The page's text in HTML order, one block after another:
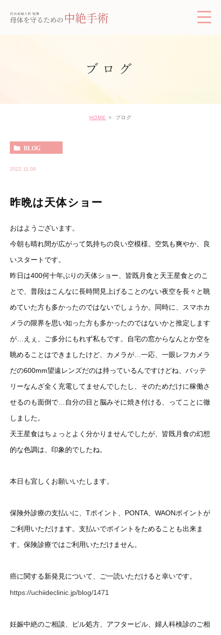
ブログ
HOME ブログ
BLOG
2022.11.09
昨晩は天体ショー
おはようございます。
今朝も晴れ間が広がって気持ちの良い空模様。空気も爽やか、良
いスタートです。
昨日は400何十年ぶりの天体ショー、皆既月食と天王星食とのこ
とで、普段はこんなに長時間見上げることのない夜空を長々と眺
めていた方も多かったのではないでしょうか。同時に、スマホカ
メラの限界を思い知った方も多かったのではないかと推定します
が…えぇ、ご多分にもれず私もです。自宅の窓からなんとか空を
眺めることはできましたけど、カメラが…一応、一眼レフカメラ
だの600mm望遠レンズだのは持っているんですけどね、バッテ
リーなんざ全く充電してませんでしたし、そのためだけに稼働さ
せるのも面倒で…自分の目と脳みそに焼き付ける、ってことに徹
しました。
天王星食はちょっとよく分かりませんでしたが、皆既月食の幻想
的な色調は、印象的でしたね。
本日も宜しくお願いいたします。
保険外診療の支払いに、Tポイント、PONTA、WAONポイントが
ご利用いただけます。支払いでポイントをためることも出来ま
す。保険診療ではご利用いただけません。
癌に関する新発見について、ご一読いただけると幸いです。
https://uchiideclinic.jp/blog/1471
妊娠中絶のご相談、ピル処方、アフターピル、婦人科検診のご相